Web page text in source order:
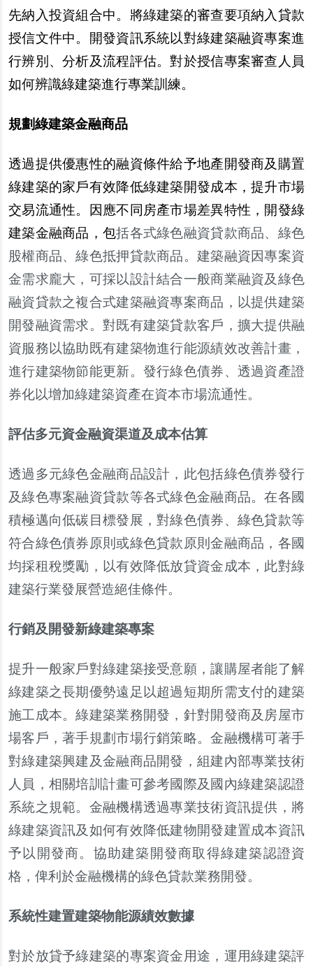
先納入投資組合中。將綠建築的審查要項納入貸款
授信文件中。開發資訊系統以對綠建築融資專案進
行辨別、分析及流程評估。對於授信專案審查人員
如何辨識綠建築進行專業訓練。
規劃綠建築金融商品
透過提供優惠性的融資條件給予地產開發商及購置
綠建築的家戶有效降低綠建築開發成本，提升市場
交易流通性。因應不同房產市場差異特性，開發綠
建築金融商品，包括各式綠色融資貸款商品、綠色
股權商品、綠色抵押貸款商品。建築融資因專案資
金需求龐大，可採以設計結合一般商業融資及綠色
融資貸款之複合式建築融資專案商品，以提供建築
開發融資需求。對既有建築貸款客戶，擴大提供融
資服務以協助既有建築物進行能源績效改善計畫，
進行建築物節能更新。發行綠色債券、透過資產證
券化以增加綠建築資產在資本市場流通性。
評估多元資金融資渠道及成本估算
透過多元綠色金融商品設計，此包括綠色債券發行
及綠色專案融資貸款等各式綠色金融商品。在各國
積極邁向低碳目標發展，對綠色債券、綠色貸款等
符合綠色債券原則或綠色貸款原則金融商品，各國
均採租稅獎勵，以有效降低放貸資金成本，此對綠
建築行業發展營造絕佳條件。
行銷及開發新綠建築專案
提升一般家戶對綠建築接受意願，讓購屋者能了解
綠建築之長期優勢遠足以超過短期所需支付的建築
施工成本。綠建築業務開發，針對開發商及房屋市
場客戶，著手規劃市場行銷策略。金融機構可著手
對綠建築興建及金融商品開發，組建內部專業技術
人員，相關培訓計畫可參考國際及國內綠建築認證
系統之規範。金融機構透過專業技術資訊提供，將
綠建築資訊及如何有效降低建物開發建置成本資訊
予以開發商。協助建築開發商取得綠建築認證資
格，俾利於金融機構的綠色貸款業務開發。
系統性建置建築物能源績效數據
對於放貸予綠建築的專案資金用途，運用綠建築評